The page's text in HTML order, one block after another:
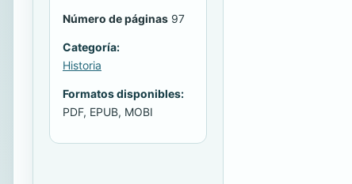
Número de páginas 97
Categoría:
Historia
Formatos disponibles:
PDF, EPUB, MOBI